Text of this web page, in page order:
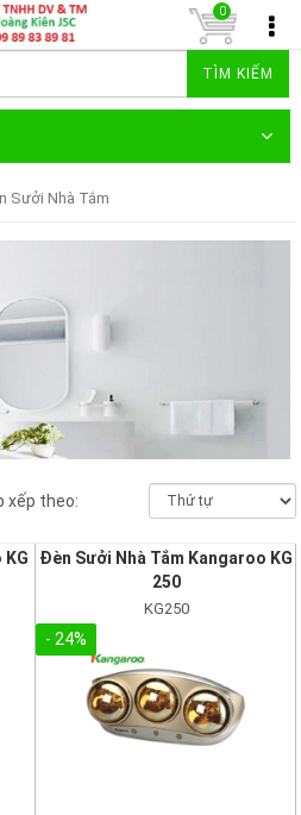
TÌM KIẾM
0
Sưởi Nhà Tắm
xếp theo:
Đèn Sưởi Nhà Tắm Kangaroo KG
250
KG250
- 24%